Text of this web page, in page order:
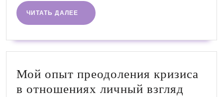
ЧИТАТЬ ДАЛЕЕ
ЧИТАТЬ
ДАЛЕЕ
Мой опыт преодоления кризиса
в отношениях личный взгляд